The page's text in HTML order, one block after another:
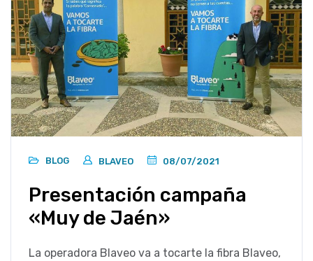
BLOG BLAVEO 08/07/2021
Presentación campaña
«Muy de Jaén»
La operadora Blaveo va a tocarte la fibra Blaveo,